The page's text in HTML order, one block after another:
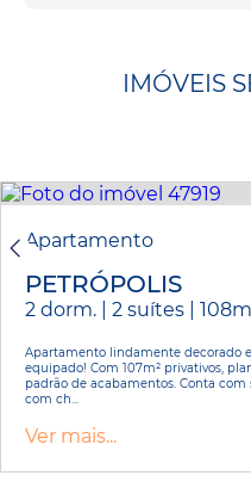
IMÓVEIS
Apartamento
PETRÓPOLIS
2 dorm. | 2 suítes |
Apartamento lindamente decorado
equipado! Com 107m² privativos,
padrão de acabamentos. Conta
com ch...
Ver mais...